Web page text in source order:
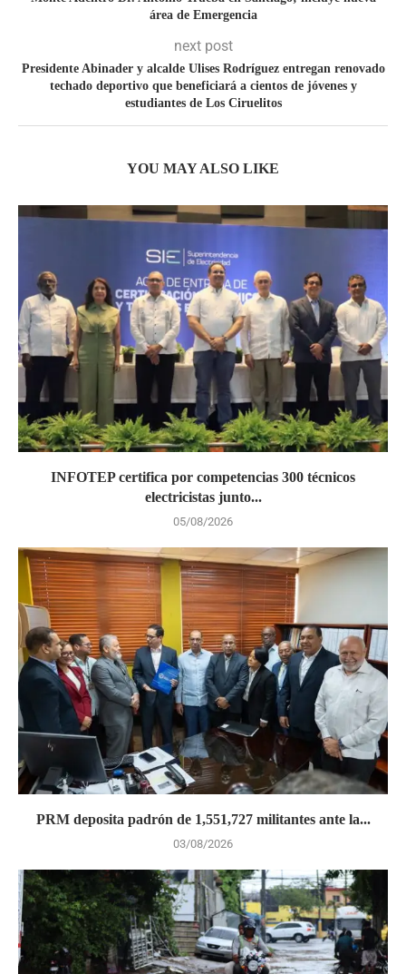
área de Emergencia
next post
Presidente Abinader y alcalde Ulises Rodríguez entregan renovado
techado deportivo que beneficiará a cientos de jóvenes y
estudiantes de Los Ciruelitos
YOU MAY ALSO LIKE
INFOTEP certifica por competencias 300 técnicos
electricistas junto...
05/08/2026
PRM deposita padrón de 1,551,727 militantes ante la...
03/08/2026